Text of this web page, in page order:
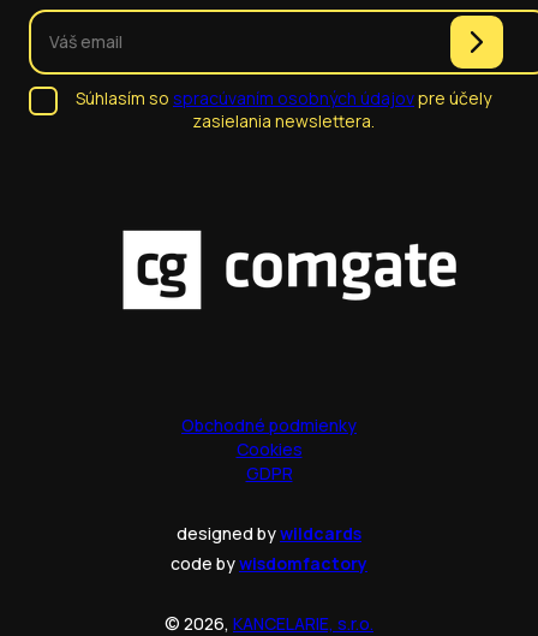
Súhlasím so spracúvaním osobných údajovpre účely
zasielania newslettera.
Obchodné podmienky
Cookies
GDPR
designed bywildcards
code bywisdomfactory
© 2026, KANCELARIE, s.r.o.